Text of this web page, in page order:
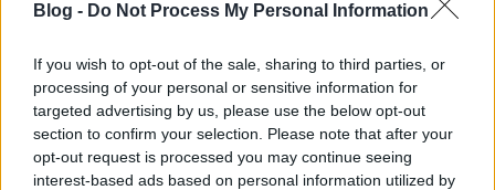
Blog - Do Not Process My Personal Information
If you wish to opt-out of the sale, sharing to third parties, or
processing of your personal or sensitive information for
targeted advertising by us, please use the below opt-out
section to confirm your selection. Please note that after your
opt-out request is processed you may continue seeing
interest-based ads based on personal information utilized by
fotó és története
A fekete-fehér fotográfia ma már inkább művészi
választás, de a színes fényképezés elterjedése
előtti időben ez volt az egyetlen lehetőség. Ennek
eredményeként a történelmi fényképek sokkal...